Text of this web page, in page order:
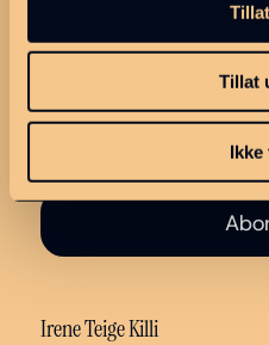
Tillat
Ikke
Irene Teige Killi